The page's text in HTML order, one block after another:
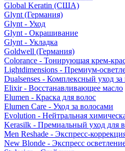
Global Keratin (США)
Glynt (Германия)
Glynt - Уход
Glynt - Окрашивание
Glynt - Укладка
Goldwell (Германия)
Colorance - Тонирующая крем-
Lightdimensions - Премиум-
Dualsenses - Комплексный уход за
Elixir - Восстанавливающее масло
Elumen - Краска для волос
Elumen Care - Уход за волосами
Evolution - Нейтральная
Kerasilk - Премиальный уход для
Men Reshade - Экспресс-
New Blonde - Экспресс